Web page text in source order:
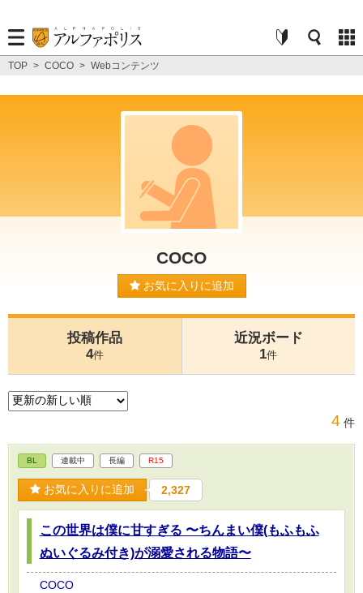
TOP > COCO > Webコンテンツ
COCO
お気に入りに追加
投稿作品
4件
近況ボード
1件
4 件
BL 連載中 長編 R15
お気に入りに追加 2,327
この世界は僕に甘すぎる 〜ちんまい僕(もふもふ
ぬいぐるみ付き)が溺愛される物語〜
COCO